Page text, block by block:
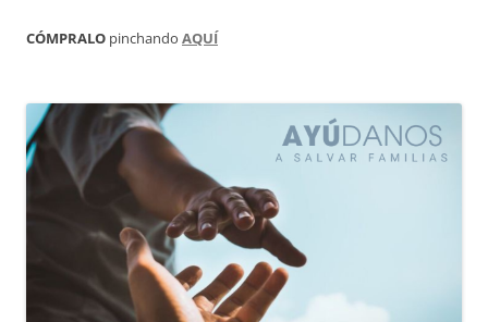
CÓMPRALO pinchando AQUÍ